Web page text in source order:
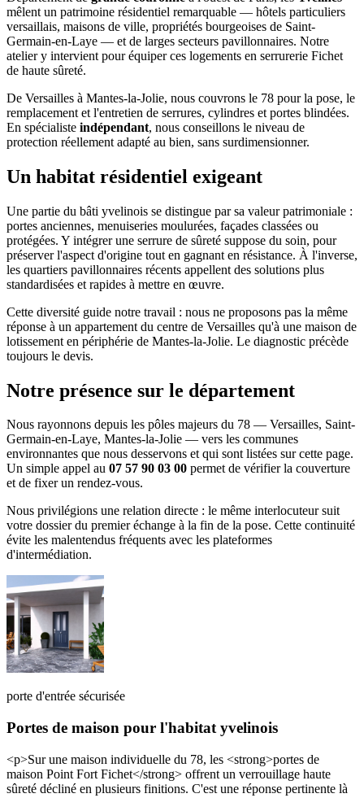
mêlent un patrimoine résidentiel remarquable — hôtels particuliers
versaillais, maisons de ville, propriétés bourgeoises de Saint-
Germain-en-Laye — et de larges secteurs pavillonnaires. Notre
atelier y intervient pour équiper ces logements en serrurerie Fichet
de haute sûreté.
De Versailles à Mantes-la-Jolie, nous couvrons le 78 pour la pose, le
remplacement et l'entretien de serrures, cylindres et portes blindées.
En spécialiste indépendant, nous conseillons le niveau de
protection réellement adapté au bien, sans surdimensionner.
Un habitat résidentiel exigeant
Une partie du bâti yvelinois se distingue par sa valeur patrimoniale :
portes anciennes, menuiseries moulurées, façades classées ou
protégées. Y intégrer une serrure de sûreté suppose du soin, pour
préserver l'aspect d'origine tout en gagnant en résistance. À l'inverse,
les quartiers pavillonnaires récents appellent des solutions plus
standardisées et rapides à mettre en œuvre.
Cette diversité guide notre travail : nous ne proposons pas la même
réponse à un appartement du centre de Versailles qu'à une maison de
lotissement en périphérie de Mantes-la-Jolie. Le diagnostic précède
toujours le devis.
Notre présence sur le département
Nous rayonnons depuis les pôles majeurs du 78 — Versailles, Saint-
Germain-en-Laye, Mantes-la-Jolie — vers les communes
environnantes que nous desservons et qui sont listées sur cette page.
Un simple appel au 07 57 90 03 00 permet de vérifier la couverture
et de fixer un rendez-vous.
Nous privilégions une relation directe : le même interlocuteur suit
votre dossier du premier échange à la fin de la pose. Cette continuité
évite les malentendus fréquents avec les plateformes
d'intermédiation.
porte d'entrée sécurisée
Portes de maison pour l'habitat yvelinois
<p>Sur une maison individuelle du 78, les <strong>portes de
maison Point Fort Fichet</strong> offrent un verrouillage haute
sûreté décliné en plusieurs finitions. C'est une réponse pertinente là